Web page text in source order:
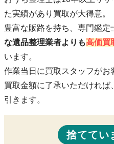
た実績があり買取が大得意。
豊富な販路を持ち、専門鑑定
な遺品整理業者よりも高価買
います。
作業当日に買取スタッフがお
買取金額に了承いただけれ
引きます。
捨ててい